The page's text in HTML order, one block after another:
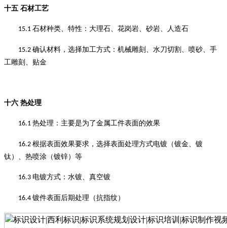
十五 石材工艺
15.1 石材种类、特性 ： 大理石、花岗岩、砂岩、人造石
15.2 确认材料，选择加工方式 ： 机械雕刻 水刀切割 喷砂
手
工雕刻
贴金
十六 热处理
16.1 热处理 ： 主要是为了金属工件表面的效果
16.2 根据表面效果要求，选择表面处理方式电镀（镀金、镀
钛）、热喷涂（镀锌）等
16.3 电镀方式：水镀、真空镀
16.4 镀件表面后期处理（抗指纹）